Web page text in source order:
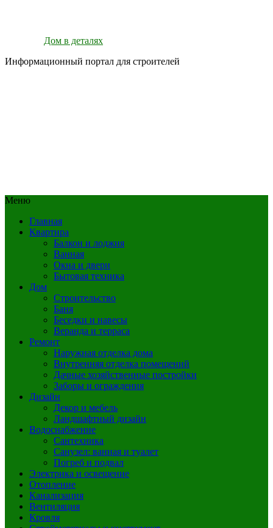
Дом в деталях
Информационный портал для строителей
Меню
Главная
Квартира
Балкон и лоджия
Ванная
Окна и двери
Бытовая техника
Дом
Строительство
Баня
Беседки и навесы
Веранда и терраса
Ремонт
Наружная отделка дома
Внутренняя отделка помещений
Дачные хозяйственные постройки
Заборы и ограждения
Дизайн
Декор и мебель
Ландшафтный дизайн
Водоснабжение
Сантехника
Санузел: ванная и туалет
Погреб и подвал
Электрика и освещение
Отопление
Канализация
Вентиляция
Кровля